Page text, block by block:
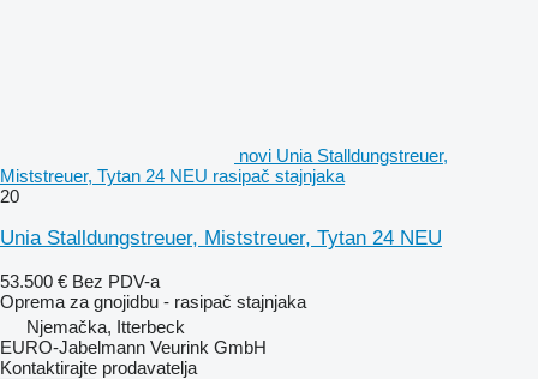
novi Unia Stalldungstreuer,
Miststreuer, Tytan 24 NEU rasipač stajnjaka
20
Unia Stalldungstreuer, Miststreuer, Tytan 24 NEU
53.500 € Bez PDV-a
Oprema za gnojidbu - rasipač stajnjaka
Njemačka, Itterbeck
EURO-Jabelmann Veurink GmbH
Kontaktirajte prodavatelja